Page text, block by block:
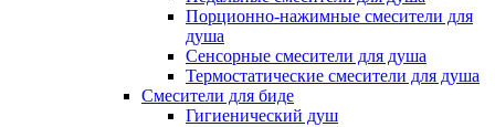
Порционно-нажимные смесители для
душа
Сенсорные смесители для душа
Термостатические смесители для душа
Смесители для биде
Гигиенический душ